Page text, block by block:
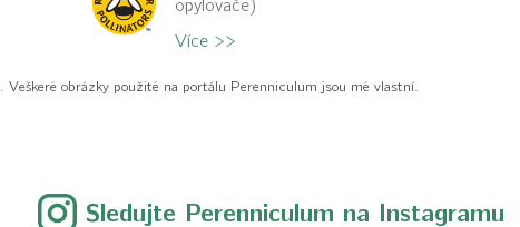
opylovače)
Více >>
. Veškeré obrázky použité na portálu Perenniculum jsou mé vlastní.
Sledujte Perenniculum na Instagramu